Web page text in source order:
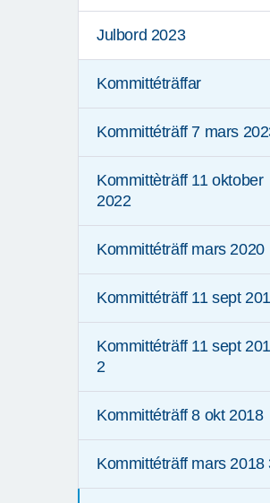
Julbord 2023
Kommittéträffar
Kommittéträff 7 mars
Kommittèträff 11 oktober
2022
Kommittéträff mars 2020
Kommittéträff 11 sept
Kommittéträff 11 sept
2
Kommittéträff 8 okt 2018
Kommittéträff mars 2018